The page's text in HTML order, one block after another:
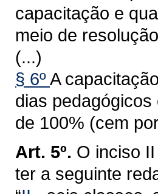
capacitação e
meio de
(...)
§ 6ºA
dias
de 100% (cem
Art. 5º. O inciso
ter a seguinte